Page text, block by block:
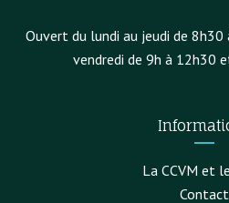
Ouvert du lundi au jeudi de
vendredi de 9h à 12h30
La CCVM et
Contact